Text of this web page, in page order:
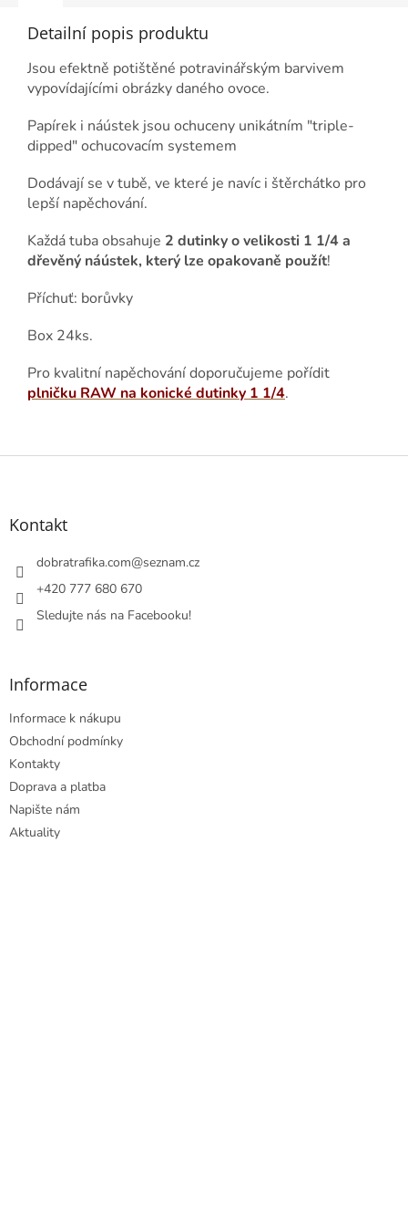
Detailní popis produktu
Jsou efektně potištěné potravinářským barvivem
vypovídajícími obrázky daného ovoce.
Papírek i náústek jsou ochuceny unikátním "triple-
dipped" ochucovacím systemem
Dodávají se v tubě, ve které je navíc i štěrchátko pro
lepší napěchování.
Každá tuba obsahuje 2 dutinky o velikosti 1 1/4 a
dřevěný náústek, který lze opakovaně použít!
Příchuť: borůvky
Box 24ks.
Pro kvalitní napěchování doporučujeme pořídit
plničku RAW na konické dutinky 1 1/4.
Z
Kontakt
dobratrafika.com@seznam.cz
+420 777 680 670
Sledujte nás na Facebooku!
Informace
Informace k nákupu
Obchodní podmínky
Kontakty
Doprava a platba
Napište nám
Aktuality